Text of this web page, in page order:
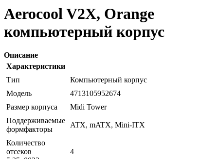
Aerocool V2X, Orange
компьютерный корпус
Описание
Характеристики
Тип
Компьютерный корпус
Модель
4713105952674
Размер корпуса
Midi Tower
Поддерживаемые
формфакторы
ATX, mATX, Mini-ITX
Количество
отсеков
4